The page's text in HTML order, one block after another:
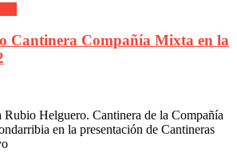
Cantinera Compañía Mixta en la
Helguero. Cantinera de la Compañía
en la presentación de Cantineras